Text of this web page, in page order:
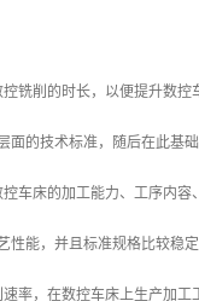
铣削的时长，以便提升数
的技术标准，随后在此基
车床的加工能力、工序内
能，并且标准规格比较稳
率，在数控车床上生产加